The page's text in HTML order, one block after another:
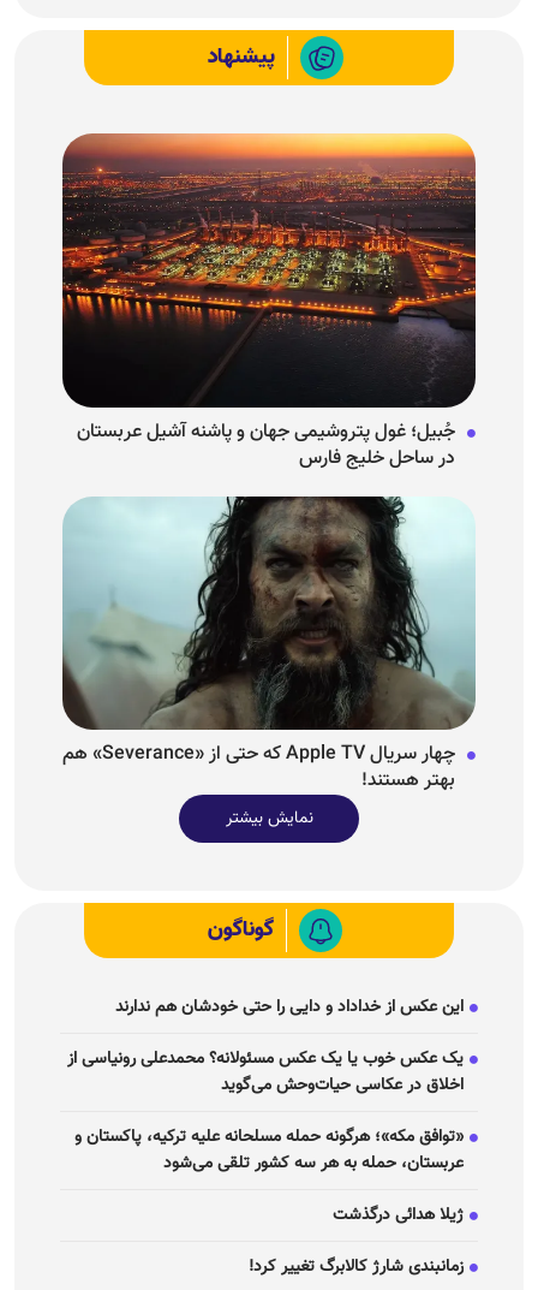
پیشنهاد
جُبیل؛ غول پتروشیمی جهان و پاشنه آشیل عربستان
در ساحل خلیج فارس
چهار سریال Apple TV که حتی از «Severance» هم
بهتر هستند!
نمایش بیشتر
گوناگون
این عکس از خداداد و دایی را حتی خودشان هم ندارند
یک عکس خوب یا یک عکس مسئولانه؟ محمدعلی رونیاسی از
اخلاق در عکاسی حیات‌وحش می‌گوید
«توافق مکه»؛ هرگونه حمله مسلحانه علیه ترکیه، پاکستان و
عربستان، حمله به هر سه کشور تلقی می‌شود
ژیلا هدائی درگذشت
زمانبندی شارژ کالابرگ تغییر کرد!